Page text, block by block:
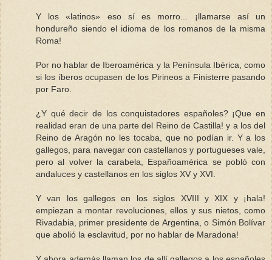
Y los «latinos» eso sí es morro... ¡llamarse así un
hondureño siendo el idioma de los romanos de la misma
Roma!
Por no hablar de Iberoamérica y la Península Ibérica, como
si los íberos ocupasen de los Pirineos a Finisterre pasando
por Faro.
¿Y qué decir de los conquistadores españoles? ¡Que en
realidad eran de una parte del Reino de Castilla! y a los del
Reino de Aragón no les tocaba, que no podían ir. Y a los
gallegos, para navegar con castellanos y portugueses vale,
pero al volver la carabela, Españoamérica se pobló con
andaluces y castellanos en los siglos XV y XVI.
Y van los gallegos en los siglos XVIII y XIX y ¡hala!
empiezan a montar revoluciones, ellos y sus nietos, como
Rivadabia, primer presidente de Argentina, o Simón Bolívar
que abolió la esclavitud, por no hablar de Maradona!